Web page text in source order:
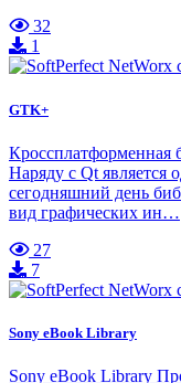
32
1
GTK+
Кроссплатформенная
Наряду с Qt является
сегодняшний день
вид графических ин…
27
7
Sony eBook Library
Sony eBook Library